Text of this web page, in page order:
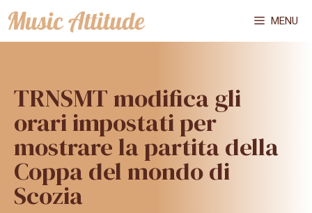
Vai
al
MENU
TRNSMT modifica gli
orari impostati per
mostrare la partita della
Coppa del mondo di
Scozia